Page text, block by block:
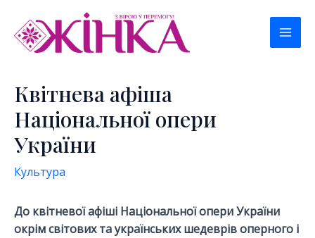
содержимому
Квітнева афіша
Національної опери
України
Культура
До квітневої афіші Національної опери України
окрім світових та українських шедеврів оперного і